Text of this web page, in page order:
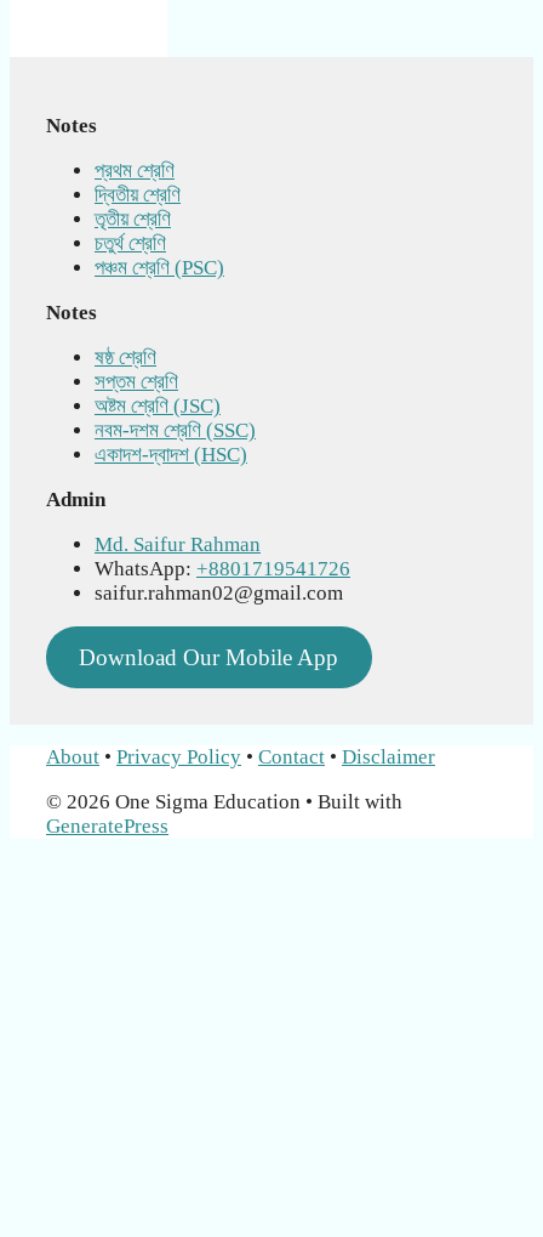
Notes
প্রথম শ্রেণি
দ্বিতীয় শ্রেণি
তৃতীয় শ্রেণি
চতুর্থ শ্রেণি
পঞ্চম শ্রেণি (PSC)
Notes
ষষ্ঠ শ্রেণি
সপ্তম শ্রেণি
অষ্টম শ্রেণি (JSC)
নবম-দশম শ্রেণি (SSC)
একাদশ-দ্বাদশ (HSC)
Admin
Md. Saifur Rahman
WhatsApp: +8801719541726
saifur.rahman02@gmail.com
Download Our Mobile App
About • Privacy Policy • Contact • Disclaimer
© 2026 One Sigma Education • Built with
GeneratePress